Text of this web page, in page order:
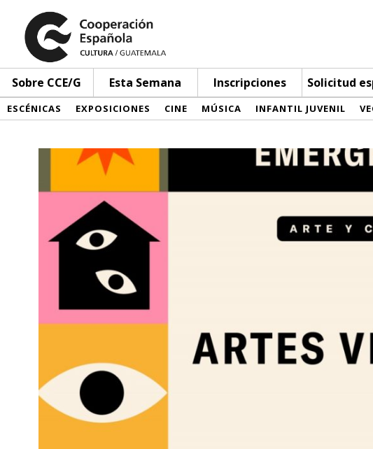
Sobre CCE/G Esta Semana Inscripciones Solicitud
ESCÉNICAS EXPOSICIONES CINE MÚSICA INFANTIL JUVENIL